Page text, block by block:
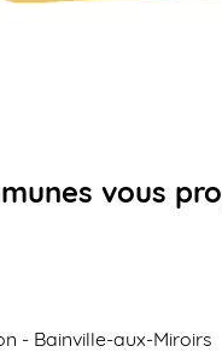
vous
- Bainville-aux-Miroirs